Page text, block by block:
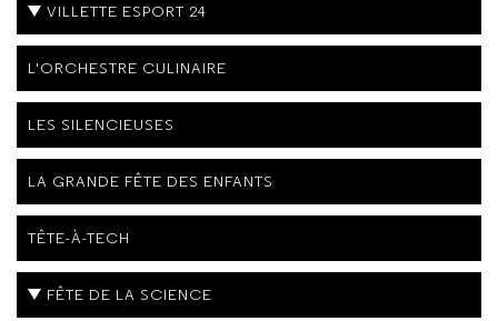
VILLETTE ESPORT 24
L'ORCHESTRE CULINAIRE
LES SILENCIEUSES
LA GRANDE FÊTE DES ENFANTS
TÊTE-À-TECH
FÊTE DE LA SCIENCE